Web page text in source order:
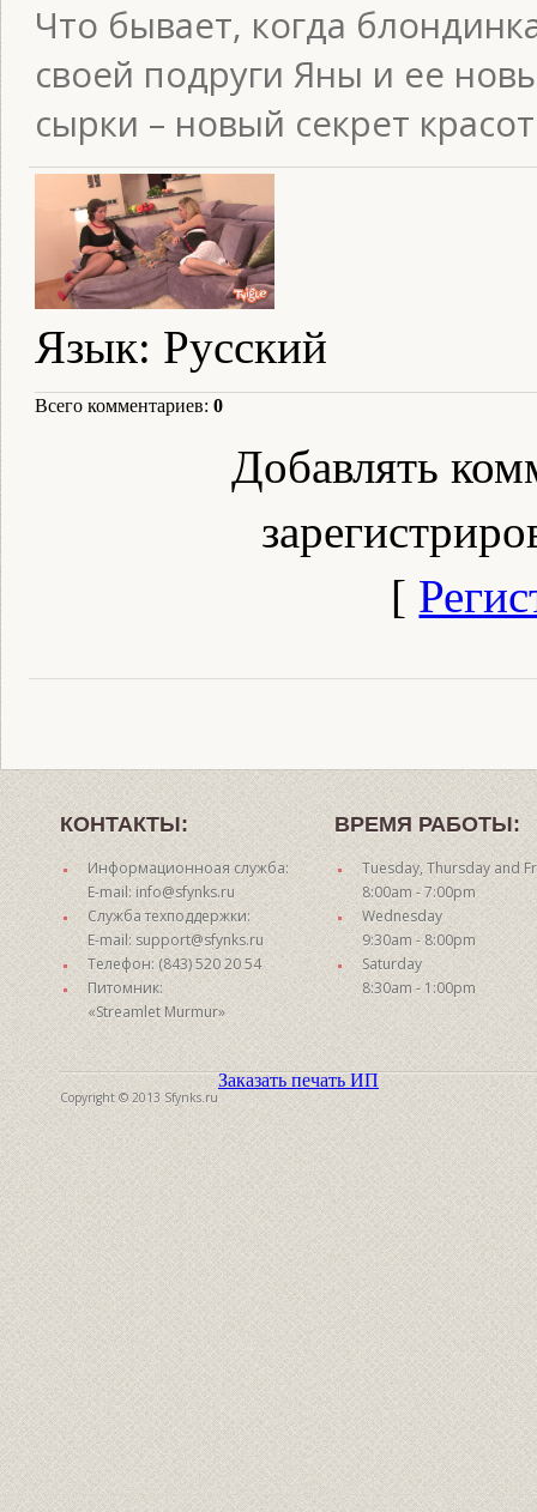
Что бывает, когда
своей подруги Яны и ее
сырки – новый секрет
Язык: Русский
Всего комментариев: 0
Добавлять
[
КОНТАКТЫ:
Информационноая служба:
E-mail: info@sfynks.ru
Служба техподдержки:
E-mail: support@sfynks.ru
Телефон: (843) 520 20 54
Питомник:
«Streamlet Murmur»
ВРЕМЯ РАБОТЫ:
Tuesday, Thursday and
8:00am - 7:00pm
Wednesday
9:30am - 8:00pm
Saturday
8:30am - 1:00pm
Copyright © 2013 Sfynks.ru
Заказать печать ИП